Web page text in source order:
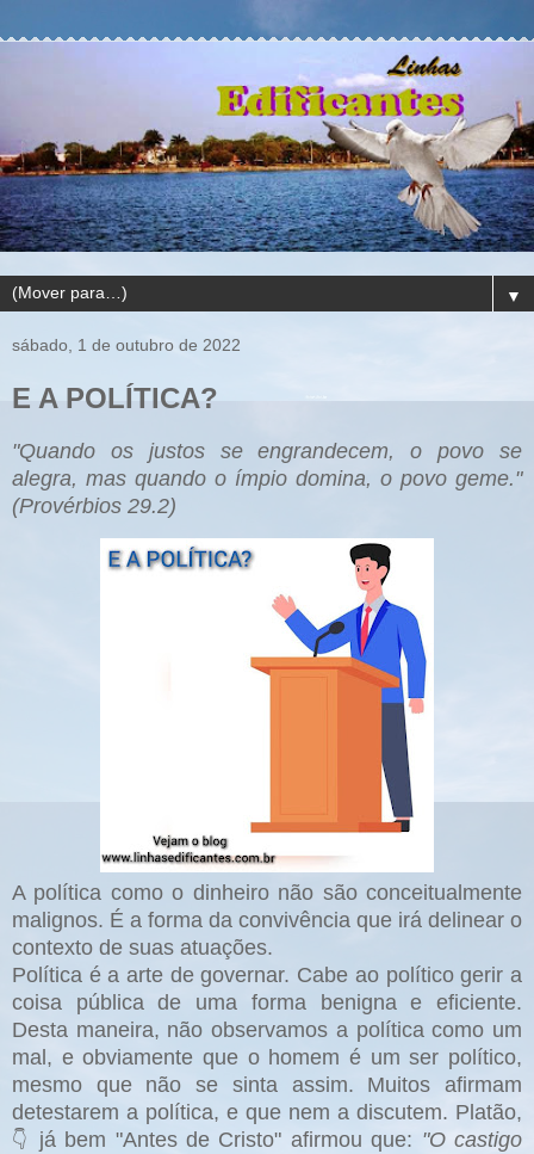
▼
sábado, 1 de outubro de 2022
E A POLÍTICA?
"Quando os justos se engrandecem, o povo se
alegra, mas quando o ímpio domina, o povo geme."
(Provérbios 29.2)
A política como o dinheiro não são conceitualmente
malignos. É a forma da convivência que irá delinear o
contexto de suas atuações.
Política é a arte de governar. Cabe ao político gerir a
coisa pública de uma forma benigna e eficiente.
Desta maneira, não observamos a política como um
mal, e obviamente que o homem é um ser político,
mesmo que não se sinta assim. Muitos afirmam
detestarem a política, e que nem a discutem. Platão,
👇 já bem "Antes de Cristo" afirmou que: "O castigo